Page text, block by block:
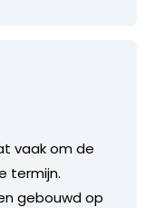
vaak om de
termijn.
gebouwd op